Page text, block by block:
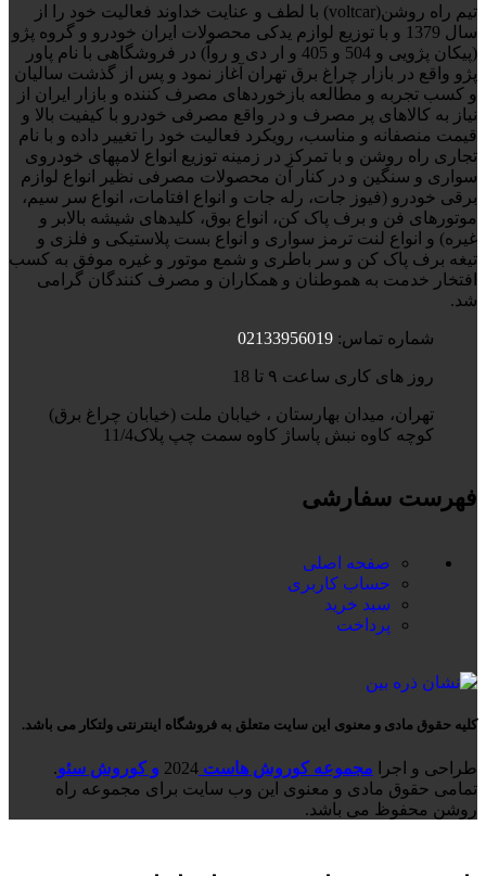
تیم راه روشن(voltcar) با لطف و عنایت خداوند فعالیت خود را از
سال 1379 و با توزیع لوازم یدکی محصولات ایران خودرو و گروه پژو
(پیکان پژویی و 504 و 405 و ار دی و روآ) در فروشگاهی با نام پاور
پژو واقع در بازار چراغ برق تهران آغاز نمود و پس از گذشت سالیان
و کسب تجربه و مطالعه بازخوردهای مصرف کننده و بازار ایران از
نیاز به کالاهای پر مصرف و در واقع مصرفی خودرو با کیفیت بالا و
قیمت منصفانه و مناسب، رویکرد فعالیت خود را تغییر داده و با نام
تجاری راه روشن و با تمرکز در زمینه توزیع انواع لامپهای خودروی
سواری و سنگین و در کنار آن محصولات مصرفی نظیر انواع لوازم
برقی خودرو (فیوز جات، رله جات و انواع افتامات، انواع سر سیم،
موتورهای فن و برف پاک کن، انواع بوق، کلیدهای شیشه بالابر و
غیره) و انواع لنت ترمز سواری و انواع بست پلاستیکی و فلزی و
تیغه برف پاک کن و سر باطری و شمع موتور و غیره موفق به کسب
افتخار خدمت به هموطنان و همکاران و مصرف کنندگان گرامی
شد.
شماره تماس: 02133956019
روز های کاری ساعت ۹ تا 18
تهران، میدان بهارستان ، خیابان ملت (خیابان چراغ برق)
کوچه کاوه نبش پاساژ کاوه سمت چپ پلاک11/4
فهرست سفارشی
صفحه اصلی
حساب کاربری
سبد خرید
پرداخت
کلیه حقوق مادی و معنوی این سایت متعلق به فروشگاه اینترنتی ولتکار می باشد.
طراحی و اجرا مجموعه کوروش هاست 2024 و کوروش سئو.
تمامی حقوق مادی و معنوی این وب سایت برای مجموعه راه
روشن محفوظ می باشد.